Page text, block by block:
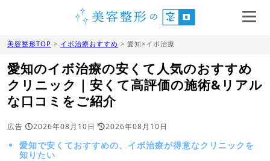
美容整形TOP > イボ治療おすすめ > 愛知×イボ治療
愛知のイボ治療の安くて人気のおすすめ
クリニック｜安くて高評価の施術&リアル
な口コミをご紹介
広告 2026年08月10日 2026年08月10日
愛知で安くておすすめの、イボ治療が得意なクリニックを
知りたい